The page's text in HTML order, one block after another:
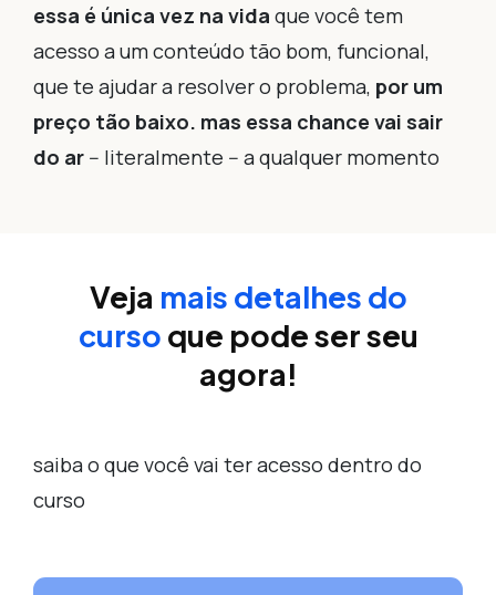
essa é única vez na vida que você tem
acesso a um conteúdo tão bom, funcional,
que te ajudar a resolver o problema, por um
preço tão baixo. mas essa chance vai sair
do ar -- literalmente -- a qualquer momento
Veja mais detalhes do
curso que pode ser seu
agora!
saiba o que você vai ter acesso dentro do
curso